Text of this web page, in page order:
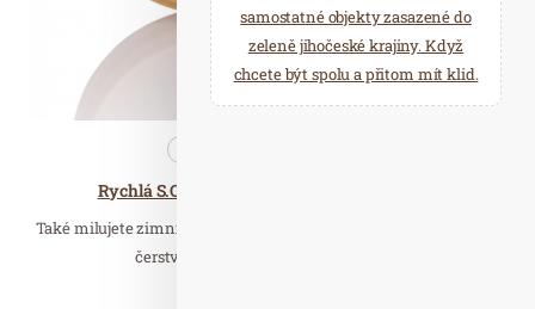
Rychlá S.O.S. pomoc po návratu z lyžovačky
Také milujete zimní radovánky? Horská chata, zasněžené kopce,
čerstvě upravené sjezdovky jako od…
samostatné objekty zasazené do
zeleně jihočeské krajiny. Když
chcete být spolu a přitom mít klid.